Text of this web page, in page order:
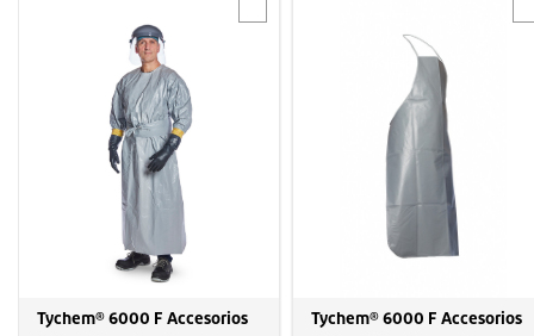
Tychem® 6000 F Accesorios Tychem® 6000 F Accesorios